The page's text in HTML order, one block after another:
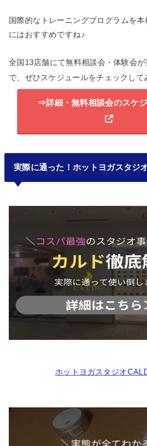
国際的なトレーニングプログラムを
にはおすすめですね♪
全国13店舗にて無料相談会・体験会
で、ぜひスケジュールをチェックして
⇒詳細・無料相談会のスケ
実際に通った！ホットヨガスタジ
ホットヨガスタジオ